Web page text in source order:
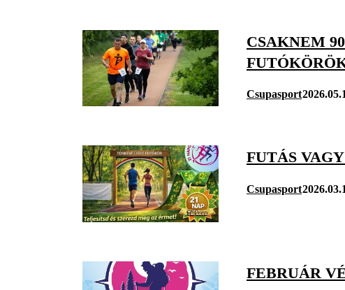
CSAKNEM
Csupasport
FUTÁS
Csupasport
FEBRUÁR